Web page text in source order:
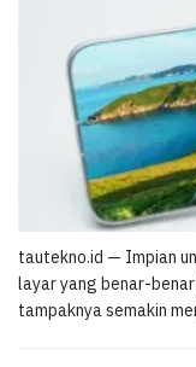
tautekno.id — Impian
layar yang benar-
tampaknya semakin